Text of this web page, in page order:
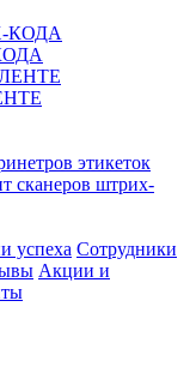
этикеток
сканеров штрих-
успеха Сотрудники
Акции и